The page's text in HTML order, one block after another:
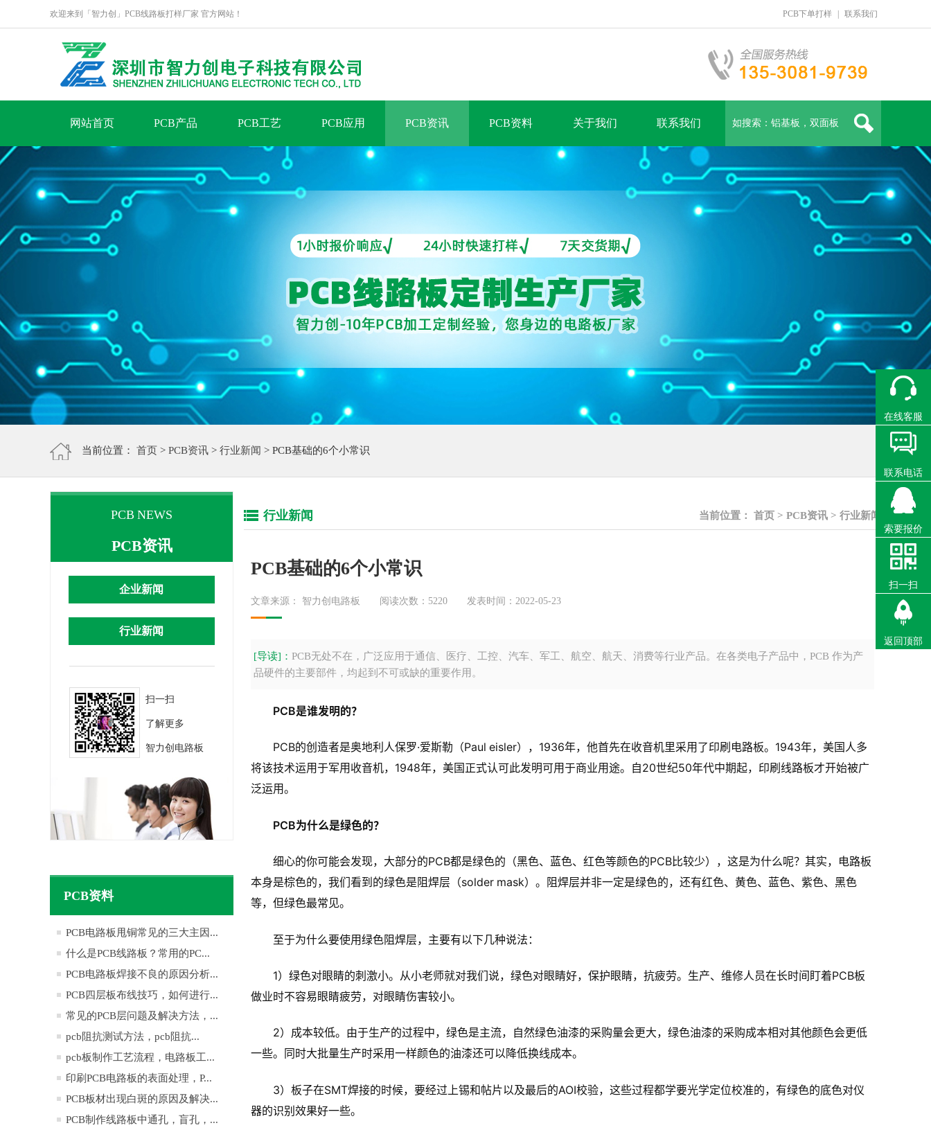
欢迎来到「智力创」PCB线路板打样厂家 官方网站！ PCB下单打样 联系我们
网站首页 PCB产品 PCB工艺 PCB应用 PCB资讯 PCB资料 关于我们 联系我们
当前位置： 首页 > PCB资讯 > 行业新闻 > PCB基础的6个小常识
PCB NEWS
PCB资讯
企业新闻
行业新闻
扫一扫
了解更多
智力创电路板
PCB资料
PCB电路板甩铜常见的三大主因...
什么是PCB线路板？常用的PC...
PCB电路板焊接不良的原因分析...
PCB四层板布线技巧，如何进行...
常见的PCB层问题及解决方法，...
pcb阻抗测试方法，pcb阻抗...
pcb板制作工艺流程，电路板工...
印刷PCB电路板的表面处理，P...
PCB板材出现白斑的原因及解决...
PCB制作线路板中通孔，盲孔，...
当前位置： 首页 > PCB资讯 > 行业新闻
行业新闻
PCB基础的6个小常识
文章来源： 智力创电路板 阅读次数：5220 发表时间：2022-05-23
[导读]： PCB无处不在，广泛应用于通信、医疗、工控、汽车、军工、航空、航天、消费等行业产品。在各类电子产品中，PCB 作为产
品硬件的主要部件，均起到不可或缺的重要作用。
PCB是谁发明的？
PCB的创造者是奥地利人保罗·爱斯勒（Paul eisler），1936年，他首先在收音机里采用了印刷电路板。1943年，美国人多
将该技术运用于军用收音机，1948年，美国正式认可此发明可用于商业用途。自20世纪50年代中期起，印刷线路板才开始被广
泛运用。
PCB为什么是绿色的？
细心的你可能会发现，大部分的PCB都是绿色的（黑色、蓝色、红色等颜色的PCB比较少），这是为什么呢？其实，电路板
本身是棕色的，我们看到的绿色是阻焊层（solder mask）。阻焊层并非一定是绿色的，还有红色、黄色、蓝色、紫色、黑色
等，但绿色最常见。
至于为什么要使用绿色阻焊层，主要有以下几种说法：
1）绿色对眼睛的刺激小。从小老师就对我们说，绿色对眼睛好，保护眼睛，抗疲劳。生产、维修人员在长时间盯着PCB板
做业时不容易眼睛疲劳，对眼睛伤害较小。
2）成本较低。由于生产的过程中，绿色是主流，自然绿色油漆的采购量会更大，绿色油漆的采购成本相对其他颜色会更低
一些。同时大批量生产时采用一样颜色的油漆还可以降低换线成本。
3）板子在SMT焊接的时候，要经过上锡和帖片以及最后的AOI校验，这些过程都学要光学定位校准的，有绿色的底色对仪
器的识别效果好一些。
在线客服
联系电话
索要报价
扫一扫
返回顶部